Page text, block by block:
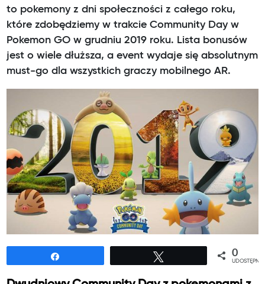
to pokemony z dni społeczności z całego roku,
które zdobędziemy w trakcie Community Day w
Pokemon GO w grudniu 2019 roku. Lista bonusów
jest o wiele dłuższa, a event wydaje się absolutnym
must-go dla wszystkich graczy mobilnego AR.
0